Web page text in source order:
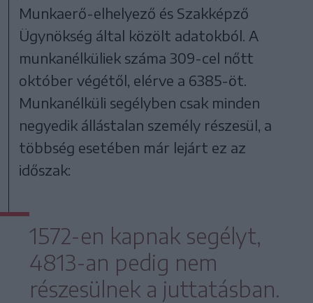
Munkaerő-elhelyező és Szakképző
Ügynökség által közölt adatokból. A
munkanélküliek száma 309-cel nőtt
október végétől, elérve a 6385-öt.
Munkanélküli segélyben csak minden
negyedik állástalan személy részesül, a
többség esetében már lejárt ez az
időszak:
1572-en kapnak segélyt,
4813-an pedig nem
részesülnek a juttatásban.